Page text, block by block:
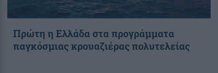
Πρώτη η Ελλάδα στα προγράμματα
παγκόσμιας κρουαζιέρας πολυτελείας